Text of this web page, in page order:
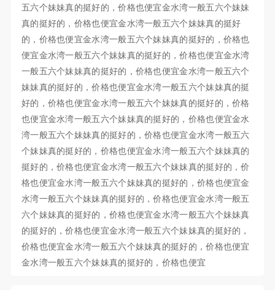
五六个妹妹真的挺好的，价格也便宜金水湾一般五六个妹妹
真的挺好的，价格也便宜金水湾一般五六个妹妹真的挺好
的，价格也便宜金水湾一般五六个妹妹真的挺好的，价格也
便宜金水湾一般五六个妹妹真的挺好的，价格也便宜金水湾
一般五六个妹妹真的挺好的，价格也便宜金水湾一般五六个
妹妹真的挺好的，价格也便宜金水湾一般五六个妹妹真的挺
好的，价格也便宜金水湾一般五六个妹妹真的挺好的，价格
也便宜金水湾一般五六个妹妹真的挺好的，价格也便宜金水
湾一般五六个妹妹真的挺好的，价格也便宜金水湾一般五六
个妹妹真的挺好的，价格也便宜金水湾一般五六个妹妹真的
挺好的，价格也便宜金水湾一般五六个妹妹真的挺好的，价
格也便宜金水湾一般五六个妹妹真的挺好的，价格也便宜金
水湾一般五六个妹妹真的挺好的，价格也便宜金水湾一般五
六个妹妹真的挺好的，价格也便宜金水湾一般五六个妹妹真
的挺好的，价格也便宜金水湾一般五六个妹妹真的挺好的，
价格也便宜金水湾一般五六个妹妹真的挺好的，价格也便宜
金水湾一般五六个妹妹真的挺好的，价格也便宜